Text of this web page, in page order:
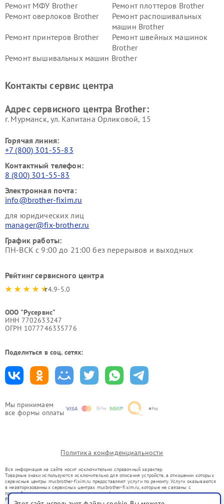
Мы принимаем
все формы оплаты
Ремонт МФУ Brother
Ремонт плоттеров Brother
Ремонт оверлоков Brother
Ремонт распошивальных
машин Brother
Ремонт принтеров Brother
Ремонт швейных машинок
Brother
Ремонт вышивальных машин Brother
Контакты сервис центра
Адрес сервисного центра Brother:
г. Мурманск, ул. Капитана Орликовой, 15
Горячая линия:
+7 (800) 301-55-83
Контактный телефон:
8 (800) 301-55-83
Электронная почта:
info@brother-fixim.ru
для юридических лиц
manager@fix-brother.ru
График работы:
ПН-ВСК с 9:00 до 21:00 без перерывов и выходных
Рейтинг сервисного центра
4.9-5.0
ООО "Русервис"
ИНН 7702633247
ОГРН 1077746335776
Поделиться в соц. сетях:
Политика конфиденциальности
Вся информация на сайте носит исключительно справочный характер.
Товарные знаки используются исключительно для описания устройств, в отношении которых
сервисные центры mur.brother-fixim.ru предоставляют услуги по ремонту. Услуги оказываются
в неавторизованных сервисных центрах mur.brother-fixim.ru, которые не связаны с
правообладателями товарных знаков или их официальными представителями.
Ремонт осуществляется для устройств, уже введенных в гражданский оборот в соответствии